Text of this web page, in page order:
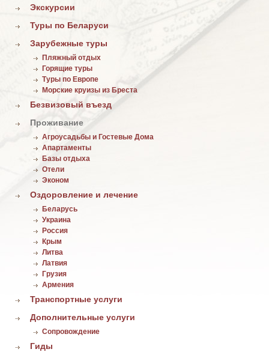
Экскурсии
Туры по Беларуси
Зарубежные туры
Пляжный отдых
Горящие туры
Туры по Европе
Морские круизы из Бреста
Безвизовый въезд
Проживание
Агроусадьбы и Гостевые Дома
Апартаменты
Базы отдыха
Отели
Эконом
Оздоровление и лечение
Беларусь
Украина
Россия
Крым
Литва
Латвия
Грузия
Армения
Транспортные услуги
Дополнительные услуги
Сопровождение
Гиды